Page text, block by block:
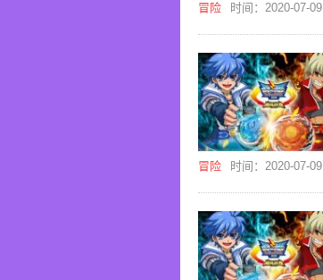
冒险 时间：2020-07-09
冒险 时间：2020-07-09